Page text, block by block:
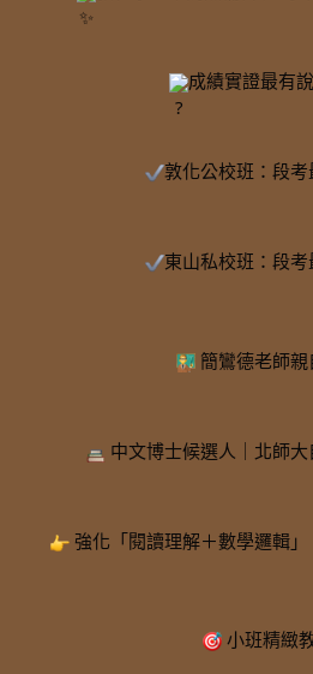
成績實證最有
敦化公校班：段
東山私校班：段
簡鸞德老師親
中文博士候選人｜北師
強化「閱讀理解＋數學邏輯」
小班精緻